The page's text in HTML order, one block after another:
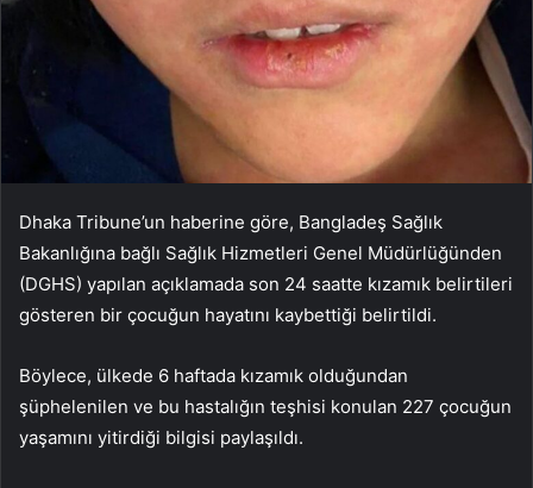
Dhaka Tribune’un haberine göre, Bangladeş Sağlık
Bakanlığına bağlı Sağlık Hizmetleri Genel Müdürlüğünden
(DGHS) yapılan açıklamada son 24 saatte kızamık belirtileri
gösteren bir çocuğun hayatını kaybettiği belirtildi.
Böylece, ülkede 6 haftada kızamık olduğundan
şüphelenilen ve bu hastalığın teşhisi konulan 227 çocuğun
yaşamını yitirdiği bilgisi paylaşıldı.